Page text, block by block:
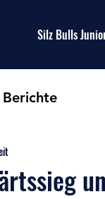
Silz Bulls
Berichte